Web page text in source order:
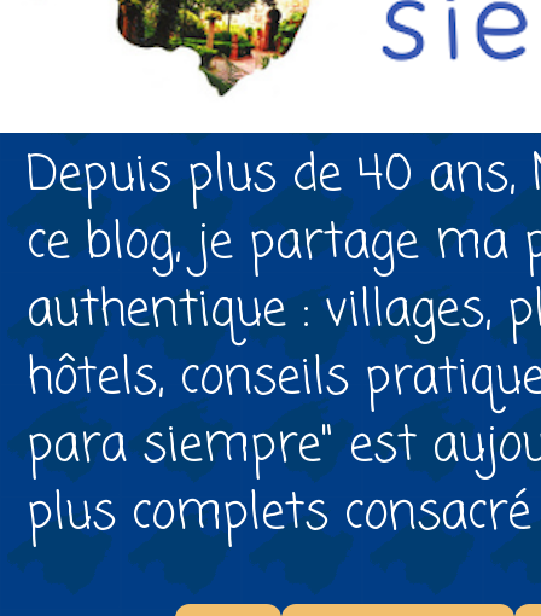
Depuis plus de 40
ce blog, je partage
authentique : villages,
hôtels, conseils
para siempre" est
plus complets consacré